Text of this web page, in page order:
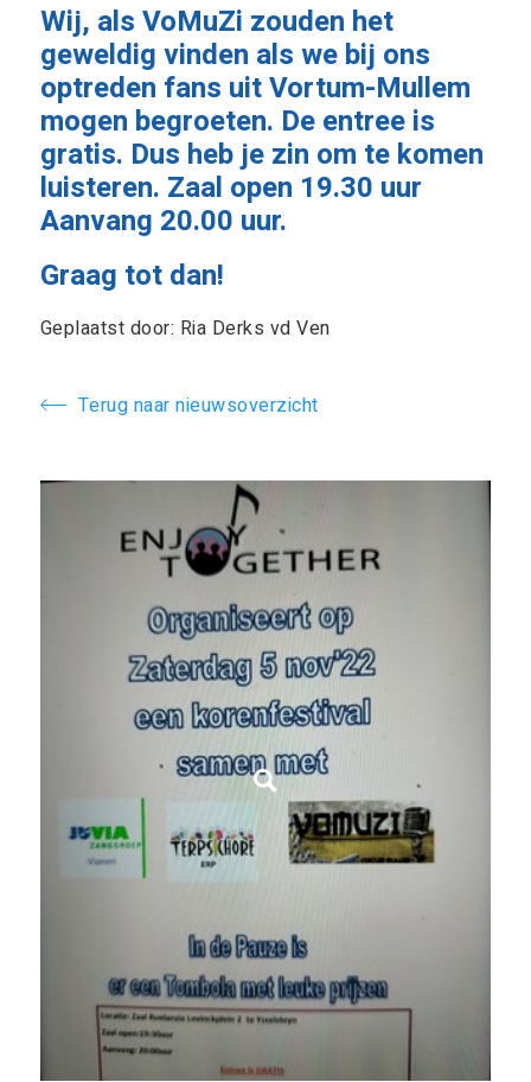
Wij, als VoMuZi zouden het
geweldig vinden als we bij ons
optreden fans uit Vortum-Mullem
mogen begroeten. De entree is
gratis. Dus heb je zin om te komen
luisteren. Zaal open 19.30 uur
Aanvang 20.00 uur.
Graag tot dan!
Geplaatst door: Ria Derks vd Ven
Terug naar nieuwsoverzicht